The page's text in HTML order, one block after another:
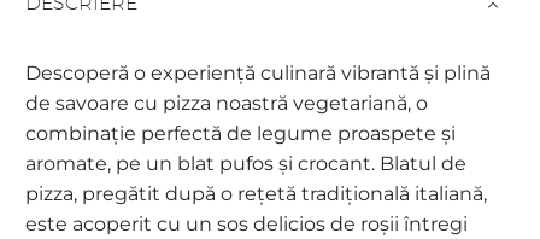
Descoperă o experiență culinară vibrantă și plină
de savoare cu pizza noastră vegetariană, o
combinație perfectă de legume proaspete și
aromate, pe un blat pufos și crocant. Blatul de
pizza, pregătit după o rețetă tradițională italiană,
este acoperit cu un sos delicios de roșii întregi